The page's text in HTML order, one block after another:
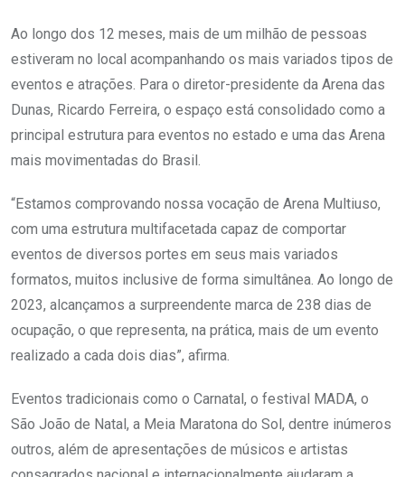
Ao longo dos 12 meses, mais de um milhão de pessoas
estiveram no local acompanhando os mais variados tipos de
eventos e atrações. Para o diretor-presidente da Arena das
Dunas, Ricardo Ferreira, o espaço está consolidado como a
principal estrutura para eventos no estado e uma das Arena
mais movimentadas do Brasil.
“Estamos comprovando nossa vocação de Arena Multiuso,
com uma estrutura multifacetada capaz de comportar
eventos de diversos portes em seus mais variados
formatos, muitos inclusive de forma simultânea. Ao longo de
2023, alcançamos a surpreendente marca de 238 dias de
ocupação, o que representa, na prática, mais de um evento
realizado a cada dois dias”, afirma.
Eventos tradicionais como o Carnatal, o festival MADA, o
São João de Natal, a Meia Maratona do Sol, dentre inúmeros
outros, além de apresentações de músicos e artistas